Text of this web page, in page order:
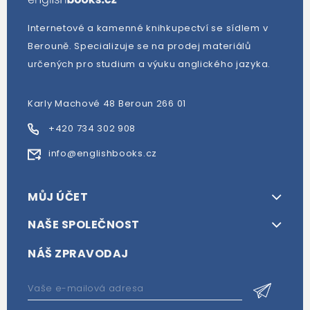
Internetové a kamenné knihkupectví se sídlem v
Berouně. Specializuje se na prodej materiálů
určených pro studium a výuku anglického jazyka.
Karly Machové 48 Beroun 266 01
+420 734 302 908
info@englishbooks.cz
MŮJ ÚČET
NAŠE SPOLEČNOST
NÁŠ ZPRAVODAJ